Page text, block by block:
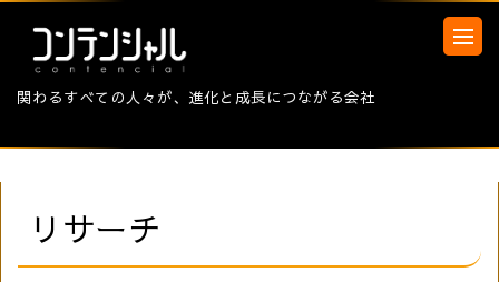
関わるすべての人々が、進化と成長につながる会社
リサーチ